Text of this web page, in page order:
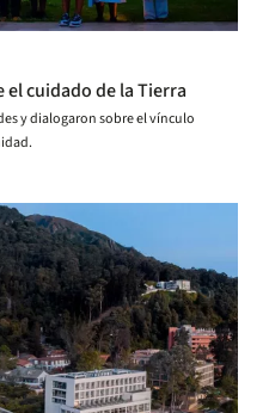
el cuidado de la Tierra
y dialogaron sobre el vínculo